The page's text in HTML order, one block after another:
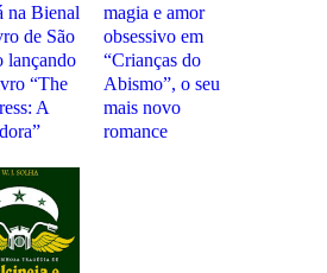
na Bienal
de São
lançando
“The
A
magia e amor
obsessivo em
“Crianças do
Abismo”, o seu
mais novo
romance